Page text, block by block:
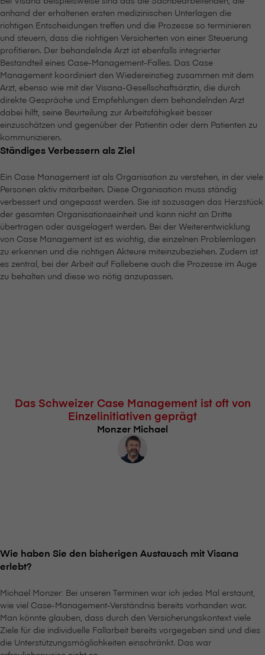
anhand der erhaltenen ersten medizinischen Unterlagen die
richtigen Entscheidungen treffen und die Prozesse so terminieren
und steuern, dass die richtigen Versicherten von einer Steuerung
profitieren. Der behandelnde Arzt ist ebenfalls integrierter
Bestandteil eines Case-Management-Falles. Das Case
Management koordiniert den Wiedereinstieg zusammen mit dem
Arzt, ebenso wie mit der V⁠i⁠s⁠a⁠n⁠a-Gesellschaftsärztin, die durch
direkte Gespräche und Empfehlungen dem behandelnden Arzt
dabei hilft, seine Beurteilung zur Arbeitsfähigkeit besser
einzuschätzen und gegenüber der Patientin oder dem Patienten zu
kommunizieren.
Ständiges Verbessern als Ziel
Ein Case Management ist als Organisation zu verstehen, in der viele
Personen aktiv mitarbeiten. Diese Organisation muss ständig
verbessert und angepasst werden. Sie ist sozusagen das Herzstück
der gesamten Organisationseinheit und kann nicht an Dritte
übertragen oder ausgelagert werden. Bei der Weiterentwicklung
von Case Management ist es wichtig, die einzelnen Problemlagen
zu erkennen und die richtigen Akteure miteinzubeziehen. Zudem ist
es zentral, bei der Arbeit auf Fallebene auch die Prozesse im Auge
zu behalten und diese wo nötig anzupassen.
Das Schweizer Case Management ist oft von
Einzelinitiativen geprägt
Monzer Michael
Wie haben Sie den bisherigen Austausch mit V⁠i⁠s⁠a⁠n⁠a
erlebt?
Michael Monzer: Bei unseren Terminen war ich jedes Mal erstaunt,
wie viel Case-Management-Verständnis bereits vorhanden war.
Man könnte glauben, dass durch den Versicherungskontext viele
Ziele für die individuelle Fallarbeit bereits vorgegeben sind und dies
die Unterstützungsmöglichkeiten einschränkt. Das war